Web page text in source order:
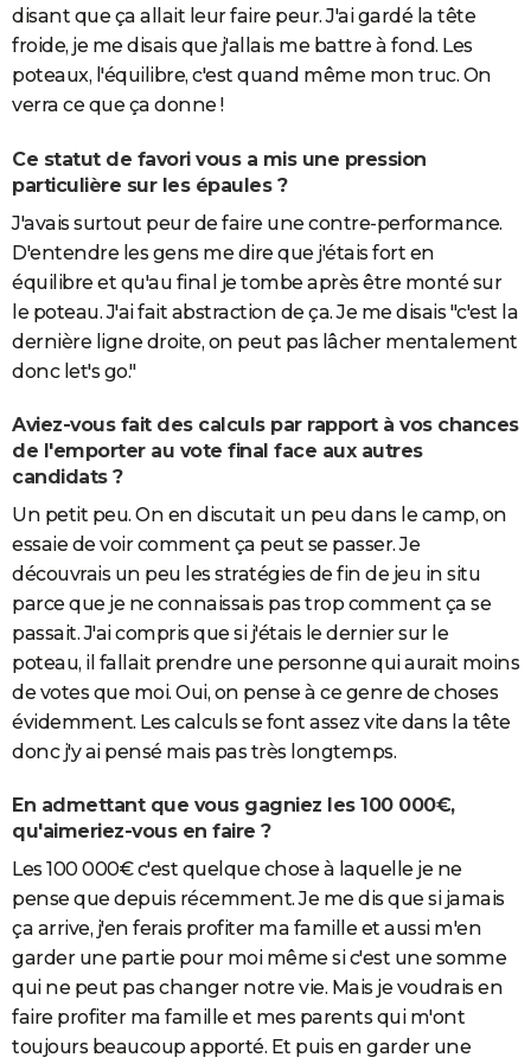
disant que ça allait leur faire peur. J'ai gardé la tête
froide, je me disais que j'allais me battre à fond. Les
poteaux, l'équilibre, c'est quand même mon truc. On
verra ce que ça donne !
Ce statut de favori vous a mis une pression
particulière sur les épaules ?
J'avais surtout peur de faire une contre-performance.
D'entendre les gens me dire que j'étais fort en
équilibre et qu'au final je tombe après être monté sur
le poteau. J'ai fait abstraction de ça. Je me disais "c'est la
dernière ligne droite, on peut pas lâcher mentalement
donc let's go."
Aviez-vous fait des calculs par rapport à vos chances
de l'emporter au vote final face aux autres
candidats ?
Un petit peu. On en discutait un peu dans le camp, on
essaie de voir comment ça peut se passer. Je
découvrais un peu les stratégies de fin de jeu in situ
parce que je ne connaissais pas trop comment ça se
passait. J'ai compris que si j'étais le dernier sur le
poteau, il fallait prendre une personne qui aurait moins
de votes que moi. Oui, on pense à ce genre de choses
évidemment. Les calculs se font assez vite dans la tête
donc j'y ai pensé mais pas très longtemps.
En admettant que vous gagniez les 100 000€,
qu'aimeriez-vous en faire ?
Les 100 000€ c'est quelque chose à laquelle je ne
pense que depuis récemment. Je me dis que si jamais
ça arrive, j'en ferais profiter ma famille et aussi m'en
garder une partie pour moi même si c'est une somme
qui ne peut pas changer notre vie. Mais je voudrais en
faire profiter ma famille et mes parents qui m'ont
toujours beaucoup apporté. Et puis en garder une